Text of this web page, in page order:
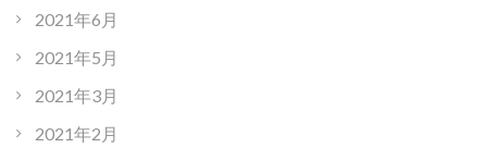
2021年6月
2021年5月
2021年3月
2021年2月